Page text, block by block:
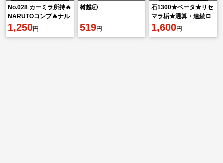
No.028 カーミラ所持🔥
NARUTOコンプ🔥ナル
ト艦隊 オーブ300↑
1,250円
树越🕣
519円
石1300★ベータ★リセ
マラ垢★通算・連続ロ
グイン日同
1,600円